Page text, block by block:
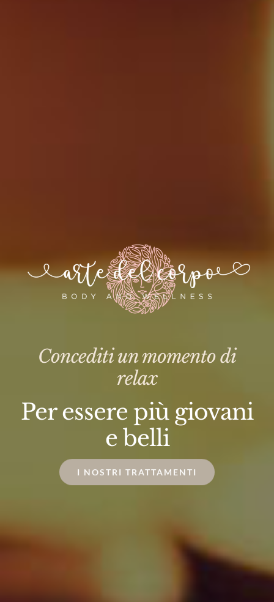
Concediti un momento di
relax
Per essere più giovani
e belli
I NOSTRI TRATTAMENTI